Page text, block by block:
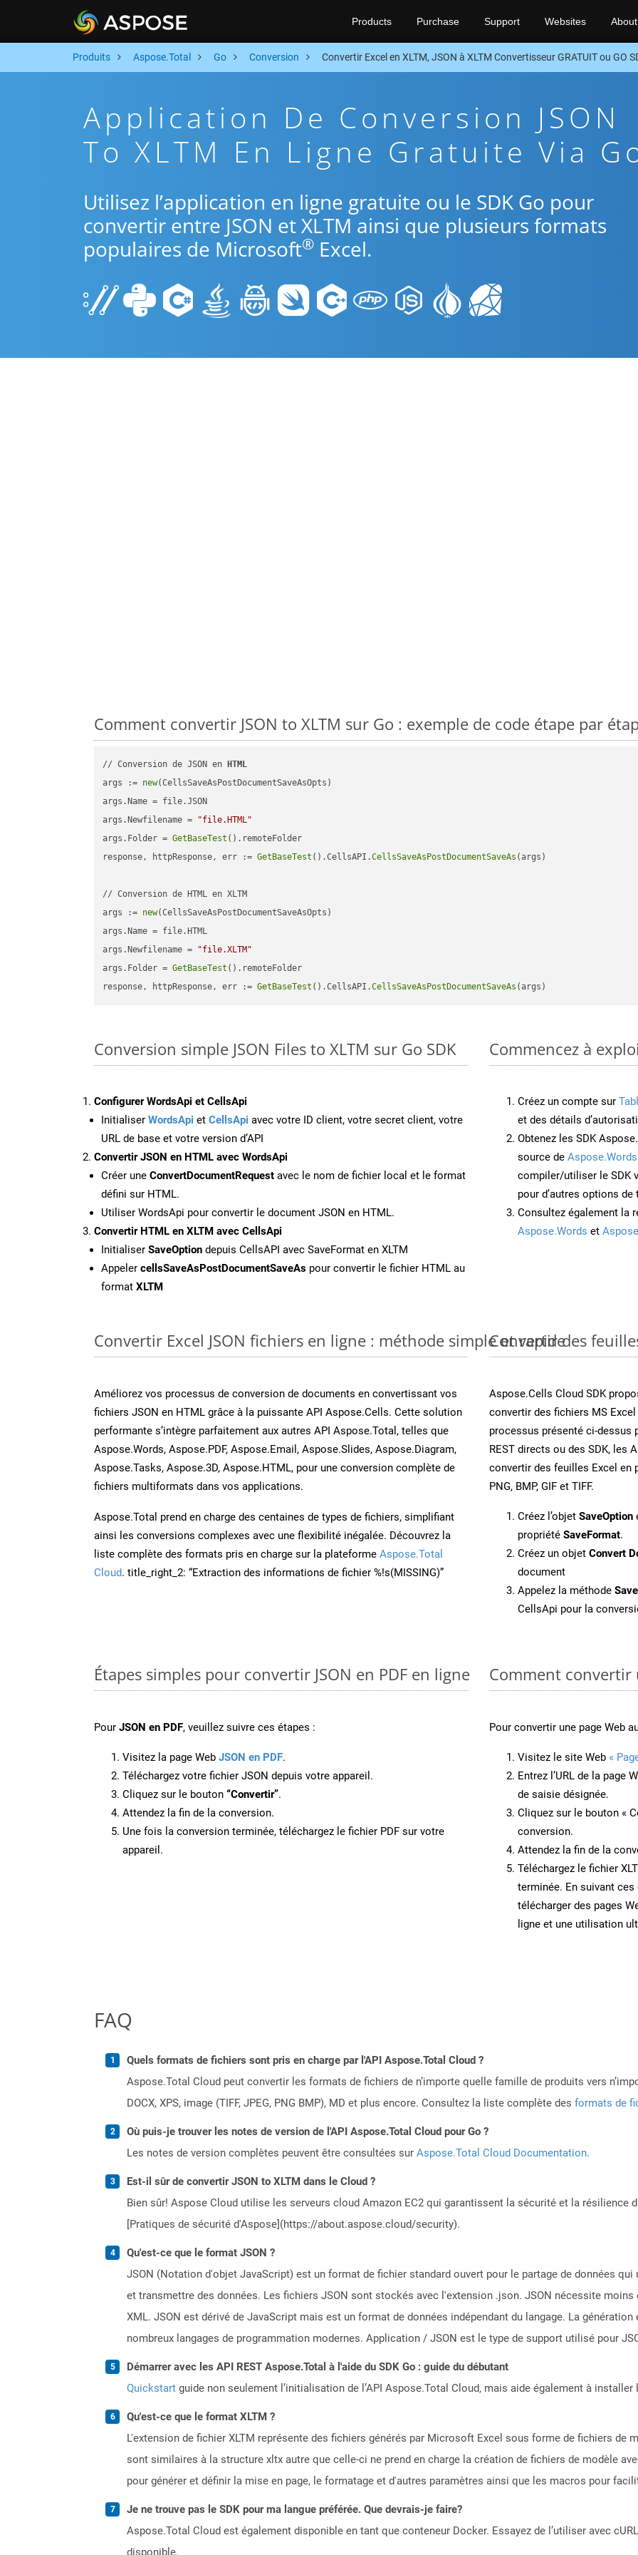
Products Purchase Support Websites About
Produits Aspose.Total Go Conversion Convertir Excel en XLTM, JSON à XLTM Convertisseur GRATUIT ou GO
Application De Conversion JSON
To XLTM En Ligne Gratuite Via
Utilisez l’application en ligne gratuite ou le SDK Go pour
convertir entre JSON et XLTM ainsi que plusieurs formats
populaires de Microsoft® Excel.
Comment convertir JSON to XLTM sur Go : exemple de code étape par
// Conversion de JSON en
HTML
args := new(CellsSaveAsPostDocumentSaveAsOpts)
args.Name = file.JSON
args.Newfilename =
"file.HTML"
args.Folder = GetBaseTest ().remoteFolder
response, httpResponse, err := GetBaseTest ().CellsAPI.CellsSaveAsPostDocumentSaveAs (args)
// Conversion de HTML en XLTM
args := new(CellsSaveAsPostDocumentSaveAsOpts)
args.Name = file.HTML
args.Newfilename =
"file.XLTM"
args.Folder = GetBaseTest ().remoteFolder
response, httpResponse, err := GetBaseTest ().CellsAPI.CellsSaveAsPostDocumentSaveAs
Conversion simple JSON Files to XLTM sur Go SDK
Configurer WordsApi et CellsApi
Initialiser WordsApi et CellsApi avec votre ID client, votre secret client, votre
URL de base et votre version d’API
Convertir JSON en HTML avec WordsApi
Créer une ConvertDocumentRequest avec le nom de fichier local et le format
défini sur HTML.
Utiliser WordsApi pour convertir le document JSON en HTML.
Convertir HTML en XLTM avec CellsApi
Initialiser SaveOption depuis CellsAPI avec SaveFormat en XLTM
Appeler cellsSaveAsPostDocumentSaveAs pour convertir le fichier HTML au
format XLTM
Commencez à
Créez un compte sur
et des détails
Obtenez les SDK
source de
compiler/utiliser le SDK
pour d’autres options
Consultez également la
Aspose.Words et
Convertir Excel JSON fichiers en ligne : méthode simple et rapide
Améliorez vos processus de conversion de documents en convertissant vos
fichiers JSON en HTML grâce à la puissante API Aspose.Cells. Cette solution
performante s’intègre parfaitement aux autres API Aspose.Total, telles que
Aspose.Words, Aspose.PDF, Aspose.Email, Aspose.Slides, Aspose.Diagram,
Aspose.Tasks, Aspose.3D, Aspose.HTML, pour une conversion complète de
fichiers multiformats dans vos applications.
Aspose.Total prend en charge des centaines de types de fichiers, simplifiant
ainsi les conversions complexes avec une flexibilité inégalée. Découvrez la
liste complète des formats pris en charge sur la plateforme Aspose.Total
Cloud. title_right_2: “Extraction des informations de fichier %!s(MISSING)”
Convertir des
Aspose.Cells Cloud SDK
convertir des fichiers MS
processus présenté ci-dessus
REST directs ou des SDK, les
convertir des feuilles Excel en
PNG, BMP, GIF et TIFF.
Créez l’objet SaveOption
propriété SaveFormat.
Créez un objet Convert
document
Appelez la méthode
CellsApi pour la
Étapes simples pour convertir JSON en PDF en ligne
Pour JSON en PDF, veuillez suivre ces étapes :
Visitez la page Web JSON en PDF.
Téléchargez votre fichier JSON depuis votre appareil.
Cliquez sur le bouton “Convertir”.
Attendez la fin de la conversion.
Une fois la conversion terminée, téléchargez le fichier PDF sur votre
appareil.
Comment convertir
Pour convertir une page Web
Visitez le site Web «
Entrez l’URL de la page
de saisie désignée.
Cliquez sur le bouton «
conversion.
Attendez la fin de la
Téléchargez le fichier
terminée. En suivant
télécharger des pages
ligne et une utilisation
FAQ
Quels formats de fichiers sont pris en charge par l'API Aspose.Total Cloud ?
Aspose.Total Cloud peut convertir les formats de fichiers de n’importe quelle famille de produits vers
DOCX, XPS, image (TIFF, JPEG, PNG BMP), MD et plus encore. Consultez la liste complète des formats de
Où puis-je trouver les notes de version de l'API Aspose.Total Cloud pour Go ?
Les notes de version complètes peuvent être consultées sur Aspose.Total Cloud Documentation.
Est-il sûr de convertir JSON to XLTM dans le Cloud ?
Bien sûr! Aspose Cloud utilise les serveurs cloud Amazon EC2 qui garantissent la sécurité et la résilience
[Pratiques de sécurité d'Aspose](https://about.aspose.cloud/security).
Qu'est-ce que le format JSON ?
JSON (Notation d'objet JavaScript) est un format de fichier standard ouvert pour le partage de données
et transmettre des données. Les fichiers JSON sont stockés avec l'extension .json. JSON nécessite
XML. JSON est dérivé de JavaScript mais est un format de données indépendant du langage. La
nombreux langages de programmation modernes. Application / JSON est le type de support utilisé pour
Démarrer avec les API REST Aspose.Total à l'aide du SDK Go : guide du débutant
Quickstart guide non seulement l’initialisation de l’API Aspose.Total Cloud, mais aide également à
Qu'est-ce que le format XLTM ?
L'extension de fichier XLTM représente des fichiers générés par Microsoft Excel sous forme de fichiers de
sont similaires à la structure xltx autre que celle-ci ne prend en charge la création de fichiers de modèle
pour générer et définir la mise en page, le formatage et d'autres paramètres ainsi que les macros pour
Je ne trouve pas le SDK pour ma langue préférée. Que devrais-je faire?
Aspose.Total Cloud est également disponible en tant que conteneur Docker. Essayez de l’utiliser avec
disponible.